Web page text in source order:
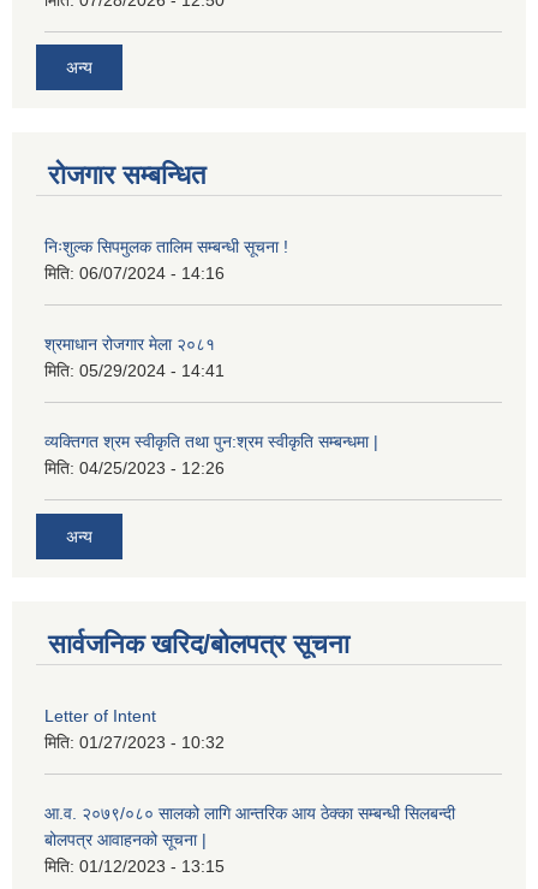
अन्य
रोजगार सम्बन्धित
निःशुल्क सिपमुलक तालिम सम्बन्धी सूचना !
मिति: 06/07/2024 - 14:16
श्रमाधान रोजगार मेला २०८१
मिति: 05/29/2024 - 14:41
व्यक्तिगत श्रम स्वीकृति तथा पुन:श्रम स्वीकृति सम्बन्धमा |
मिति: 04/25/2023 - 12:26
अन्य
सार्वजनिक खरिद/बोलपत्र सूचना
Letter of Intent
मिति: 01/27/2023 - 10:32
आ.व. २०७९/०८० सालको लागि आन्तरिक आय ठेक्का सम्बन्धी सिलबन्दी
बोलपत्र आवाहनको सूचना |
मिति: 01/12/2023 - 13:15